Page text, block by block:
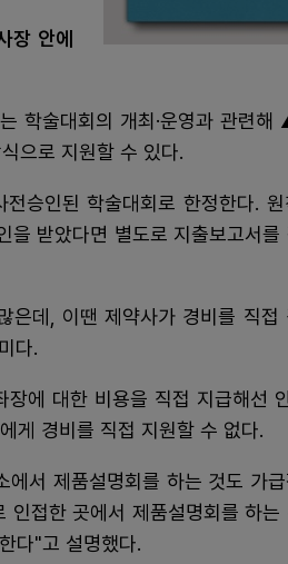
장 안에
학술대회의 개최·운영과 관련
으로 지원할 수 있다.
승인된 학술대회로 한정한다.
받았다면 별도로 지출보고서를
은데, 이땐 제약사가 경비를 직접
다.
에 대한 비용을 직접 지급해선
게 경비를 직접 지원할 수 없다.
서 제품설명회를 하는 것도 가
인접한 곳에서 제품설명회를 하는
다"고 설명했다.